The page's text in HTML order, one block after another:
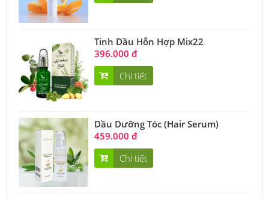
Tinh Dầu Hỗn Hợp Mix22
396.000 đ
Chi tiết
Dầu Dưỡng Tóc (Hair Serum)
459.000 đ
Chi tiết